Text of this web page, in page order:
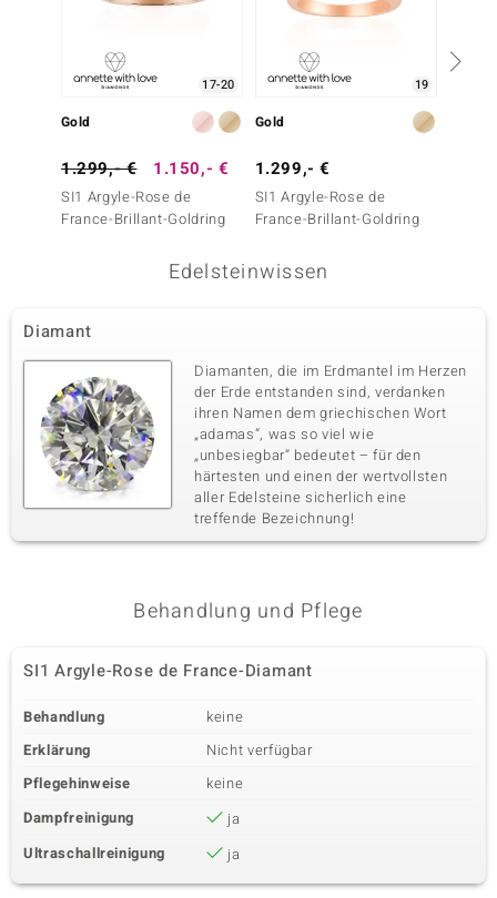
Pavéfassung
Herkunft
Australien
17-20
Gold
1.299,- € 1.150,- €
SI1 Argyle-Rose de
France-Brillant-Goldring
19
Gold
1.299,- €
SI1 Argyle-Rose de
France-Brillant-Goldring
Edelsteinwissen
Diamant
Diamanten, die im Erdmantel im Herzen
der Erde entstanden sind, verdanken
ihren Namen dem griechischen Wort
„adamas“, was so viel wie
„unbesiegbar“ bedeutet – für den
härtesten und einen der wertvollsten
aller Edelsteine sicherlich eine
treffende Bezeichnung!
Behandlung und Pflege
SI1 Argyle-Rose de France-Diamant
Behandlung
keine
Erklärung
Nicht verfügbar
Pflegehinweise
keine
Dampfreinigung
ja
Ultraschallreinigung
ja